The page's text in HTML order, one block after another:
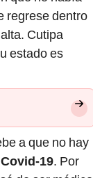
regrese dentro
Cutipa
estado es
a que no hay
Covid-19 . Por
de ser médico